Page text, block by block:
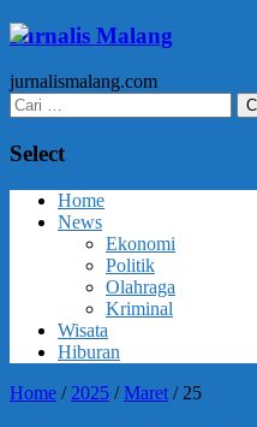
Jurnalis Malang
jurnalismalang.com
Cari
untuk:
Select
Home
News
Ekonomi
Politik
Olahraga
Kriminal
Wisata
Hiburan
Home / 2025 /Maret / 25